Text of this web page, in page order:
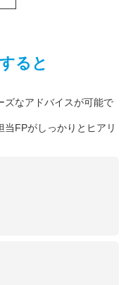
ると
ズなアドバイスが可能で
FPがしっかりとヒアリ